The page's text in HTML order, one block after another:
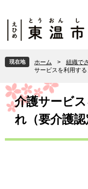
頭
で
。
飛
ば
て
本
現在地 ホーム > 組織で
サービスを利用する
本
文 介護サービ
れ（要介護認